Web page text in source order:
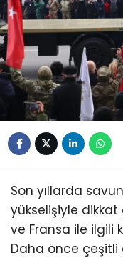
Son yıllarda
yükselişiyle dikkat
ve Fransa ile ilgili
Daha önce çeşitli